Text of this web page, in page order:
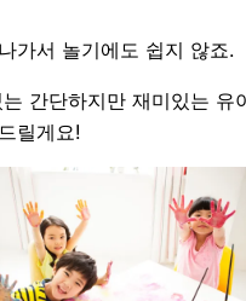
가서 놀기에도 쉽지 않죠.
간단하지만 재미있는 유
릴게요!